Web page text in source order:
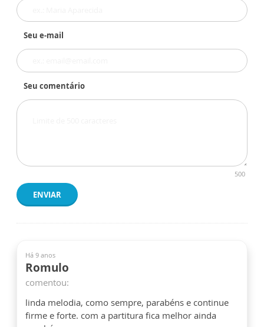
Seu e-mail
Seu comentário
500
ENVIAR
Há 9 anos
Romulo
comentou:
linda melodia, como sempre, parabéns e continue
firme e forte. com a partitura fica melhor ainda